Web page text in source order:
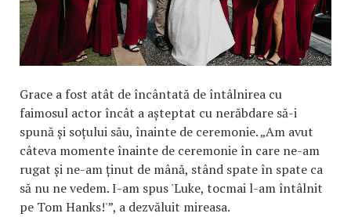
Grace a fost atât de încântată de întâlnirea cu
faimosul actor încât a așteptat cu nerăbdare să-i
spună și soțului său, înainte de ceremonie. „Am avut
câteva momente înainte de ceremonie în care ne-am
rugat și ne-am ținut de mână, stând spate în spate ca
să nu ne vedem. I-am spus 'Luke, tocmai l-am întâlnit
pe Tom Hanks!'”, a dezvăluit mireasa.